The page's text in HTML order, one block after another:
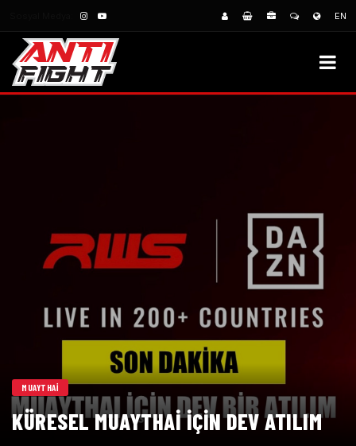
EN
MUAYTHAI
KÜRESEL MUAYTHAI IÇIN DEV ATILIM